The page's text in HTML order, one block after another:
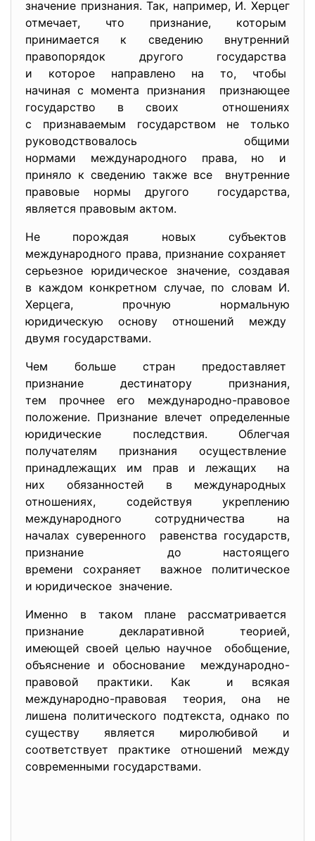
значение признания. Так, например, И. Херцег
отмечает, что признание, которым
принимается к сведению внутренний
правопорядок другого государства
и которое направлено на то, чтобы
начиная с момента признания признающее
государство в своих отношениях
с признаваемым государством не только
руководствовалось общими
нормами международного права, но и
приняло к сведению также все внутренние
правовые нормы другого государства,
является правовым актом.
Не порождая новых субъектов
международного права, признание сохраняет
серьезное юридическое значение, создавая
в каждом конкретном случае, по словам И.
Херцега, прочную нормальную
юридическую основу отношений между
двумя государствами.
Чем больше стран предоставляет
признание дестинатору признания,
тем прочнее его международно-правовое
положение. Признание влечет определенные
юридические последствия. Облегчая
получателям признания осуществление
принадлежащих им прав и лежащих на
них обязанностей в международных
отношениях, содействуя укреплению
международного сотрудничества на
началах суверенного равенства государств,
признание до настоящего
времени сохраняет важное политическое
и юридическое значение.
Именно в таком плане рассматривается
признание декларативной теорией,
имеющей своей целью научное обобщение,
объяснение и обоснование международно-
правовой практики. Как и всякая
международно-правовая теория, она не
лишена политического подтекста, однако по
существу является миролюбивой и
соответствует практике отношений между
современными государствами.